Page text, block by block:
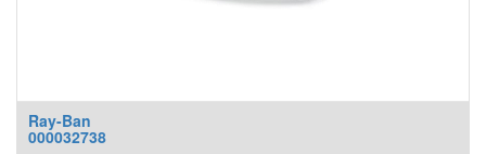
Ray-Ban
000032738